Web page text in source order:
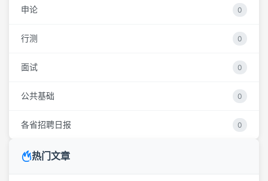
申论 0
行测 0
面试 0
公共基础 0
各省招聘日报 0
热门文章